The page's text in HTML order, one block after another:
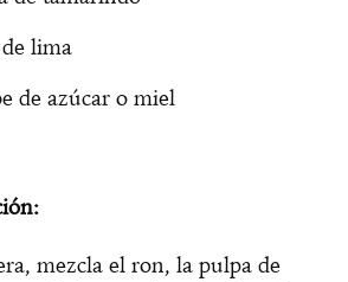
lima
de azúcar o miel
mezcla el ron, la pulpa de